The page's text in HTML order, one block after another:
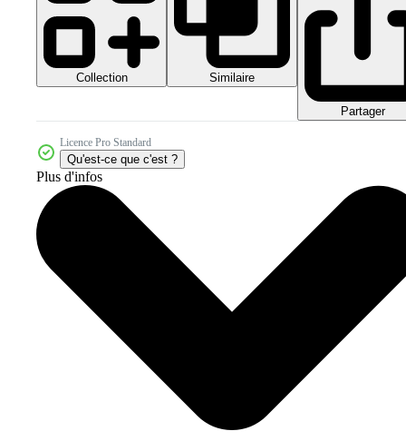
Collection Similaire
Partager
Licence Pro Standard
Qu'est-ce que c'est ?
Plus d'infos